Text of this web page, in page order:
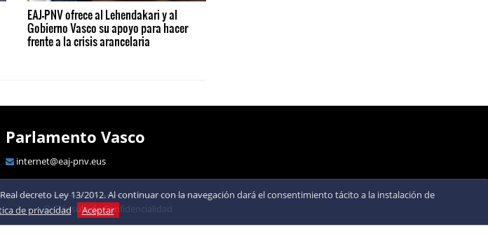
EAJ-PNV ofrece al Lehendakari y al
Gobierno Vasco su apoyo para hacer
frente a la crisis arancelaria
Parlamento Vasco
internet@eaj-pnv.eus
Cláusula de Confidencialidad
decreto Ley 13/2012. Al continuar con la navegación dará el consentimiento tácito a la instalación de
de privacidad Aceptar